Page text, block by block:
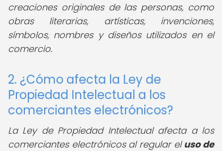
creaciones originales de las personas, como
obras literarias, artísticas, invenciones,
símbolos, nombres y diseños utilizados en el
comercio.
2. ¿Cómo afecta la Ley de
Propiedad Intelectual a los
comerciantes electrónicos?
La Ley de Propiedad Intelectual afecta a los
comerciantes electrónicos al regular el uso de